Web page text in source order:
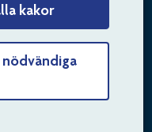
kakor
nödvändiga
till oss